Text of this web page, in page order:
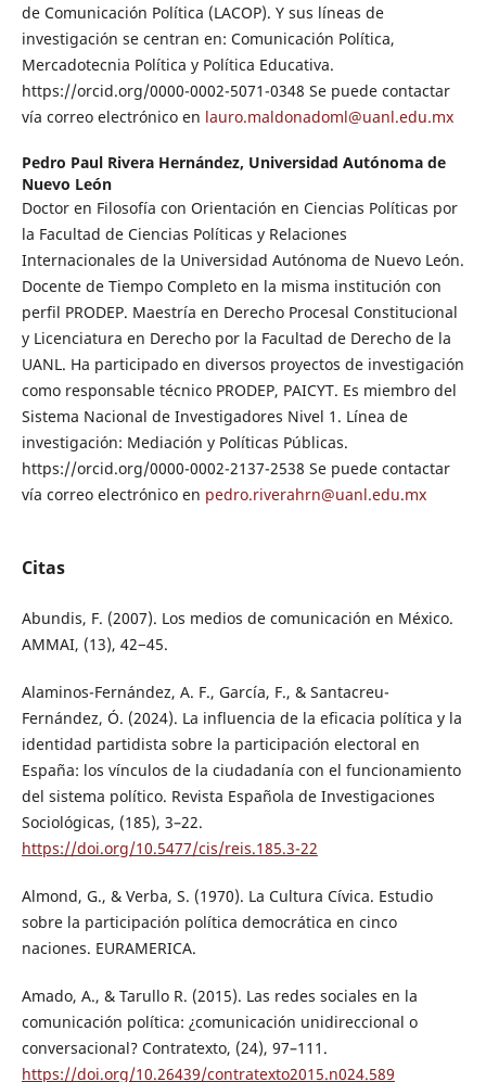
de Comunicación Política (LACOP). Y sus líneas de
investigación se centran en: Comunicación Política,
Mercadotecnia Política y Política Educativa.
https://orcid.org/0000-0002-5071-0348 Se puede contactar
vía correo electrónico en lauro.maldonadoml@uanl.edu.mx
Pedro Paul Rivera Hernández, Universidad Autónoma de
Nuevo León
Doctor en Filosofía con Orientación en Ciencias Políticas por
la Facultad de Ciencias Políticas y Relaciones
Internacionales de la Universidad Autónoma de Nuevo León.
Docente de Tiempo Completo en la misma institución con
perfil PRODEP. Maestría en Derecho Procesal Constitucional
y Licenciatura en Derecho por la Facultad de Derecho de la
UANL. Ha participado en diversos proyectos de investigación
como responsable técnico PRODEP, PAICYT. Es miembro del
Sistema Nacional de Investigadores Nivel 1. Línea de
investigación: Mediación y Políticas Públicas.
https://orcid.org/0000-0002-2137-2538 Se puede contactar
vía correo electrónico en pedro.riverahrn@uanl.edu.mx
Citas
Abundis, F. (2007). Los medios de comunicación en México.
AMMAI, (13), 42−45.
Alaminos-Fernández, A. F., García, F., & Santacreu-
Fernández, Ó. (2024). La influencia de la eficacia política y la
identidad partidista sobre la participación electoral en
España: los vínculos de la ciudadanía con el funcionamiento
del sistema político. Revista Española de Investigaciones
Sociológicas, (185), 3–22.
https://doi.org/10.5477/cis/reis.185.3-22
Almond, G., & Verba, S. (1970). La Cultura Cívica. Estudio
sobre la participación política democrática en cinco
naciones. EURAMERICA.
Amado, A., & Tarullo R. (2015). Las redes sociales en la
comunicación política: ¿comunicación unidireccional o
conversacional? Contratexto, (24), 97–111.
https://doi.org/10.26439/contratexto2015.n024.589